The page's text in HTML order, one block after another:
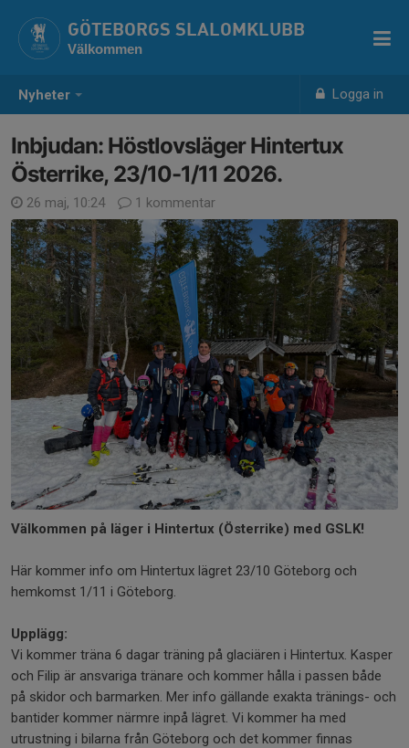
Nyheter Logga in
GÖTEBORGS SLALOMKLUBB
Välkommen
Inbjudan: Höstlovsläger Hintertux
Österrike, 23/10-1/11 2026.
26 maj, 10:24 1 kommentar
Välkommen på läger i Hintertux (Österrike) med GSLK!
Här kommer info om Hintertux lägret 23/10 Göteborg och
hemkomst 1/11 i Göteborg.
Upplägg:
Vi kommer träna 6 dagar träning på glaciären i Hintertux. Kasper
och Filip är ansvariga tränare och kommer hålla i passen både
på skidor och barmarken. Mer info gällande exakta tränings- och
bantider kommer närmre inpå lägret. Vi kommer ha med
utrustning i bilarna från Göteborg och det kommer finnas